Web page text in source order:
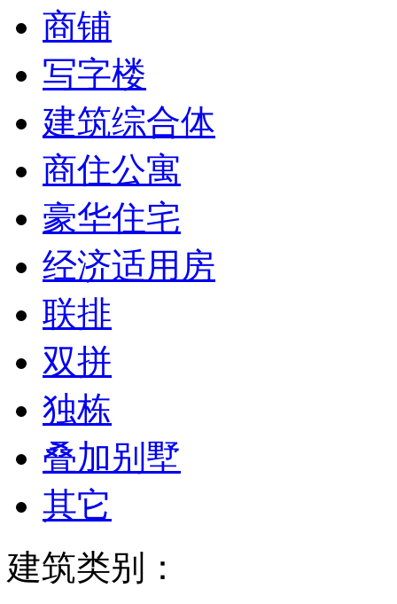
商铺
写字楼
建筑综合体
商住公寓
豪华住宅
经济适用房
联排
双拼
独栋
叠加别墅
其它
建筑类别：